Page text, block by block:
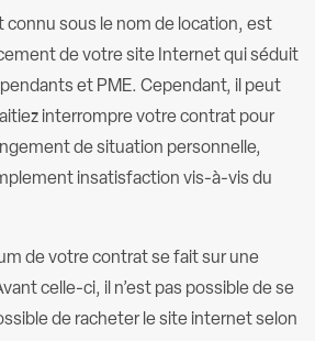
connu sous le nom de location, est
de votre site Internet qui séduit
et PME. Cependant, il peut
interrompre votre contrat pour
de situation personnelle,
insatisfaction vis-à-vis du
de votre contrat se fait sur une
celle-ci, il n’est pas possible de se
de racheter le site internet selon